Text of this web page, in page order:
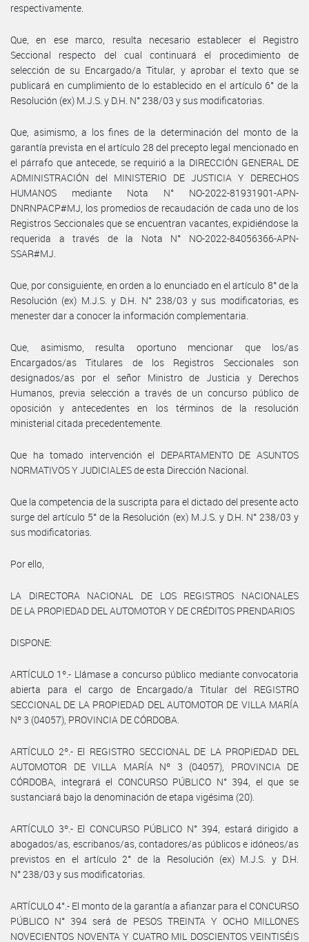
respectivamente.
Que, en ese marco, resulta necesario establecer el Registro
Seccional respecto del cual continuará el procedimiento de
selección de su Encargado/a Titular, y aprobar el texto que se
publicará en cumplimiento de lo establecido en el artículo 6° de la
Resolución (ex) M.J.S. y D.H. N° 238/03 y sus modificatorias.
Que, asimismo, a los fines de la determinación del monto de la
garantía prevista en el artículo 28 del precepto legal mencionado en
el párrafo que antecede, se requirió a la DIRECCIÓN GENERAL DE
ADMINISTRACIÓN del MINISTERIO DE JUSTICIA Y DERECHOS
HUMANOS mediante Nota N° NO-2022-81931901-APN-
DNRNPACP#MJ, los promedios de recaudación de cada uno de los
Registros Seccionales que se encuentran vacantes, expidiéndose la
requerida a través de la Nota N° NO-2022-84056366-APN-
SSAR#MJ.
Que, por consiguiente, en orden a lo enunciado en el artículo 8° de la
Resolución (ex) M.J.S. y D.H. N° 238/03 y sus modificatorias, es
menester dar a conocer la información complementaria.
Que, asimismo, resulta oportuno mencionar que los/as
Encargados/as Titulares de los Registros Seccionales son
designados/as por el señor Ministro de Justicia y Derechos
Humanos, previa selección a través de un concurso público de
oposición y antecedentes en los términos de la resolución
ministerial citada precedentemente.
Que ha tomado intervención el DEPARTAMENTO DE ASUNTOS
NORMATIVOS Y JUDICIALES de esta Dirección Nacional.
Que la competencia de la suscripta para el dictado del presente acto
surge del artículo 5° de la Resolución (ex) M.J.S. y D.H. N° 238/03 y
sus modificatorias.
Por ello,
LA DIRECTORA NACIONAL DE LOS REGISTROS NACIONALES
DE LA PROPIEDAD DEL AUTOMOTOR Y DE CRÉDITOS PRENDARIOS
DISPONE:
ARTÍCULO 1º.- Llámase a concurso público mediante convocatoria
abierta para el cargo de Encargado/a Titular del REGISTRO
SECCIONAL DE LA PROPIEDAD DEL AUTOMOTOR DE VILLA MARÍA
Nº 3 (04057), PROVINCIA DE CÓRDOBA.
ARTÍCULO 2º.- El REGISTRO SECCIONAL DE LA PROPIEDAD DEL
AUTOMOTOR DE VILLA MARÍA Nº 3 (04057), PROVINCIA DE
CÓRDOBA, integrará el CONCURSO PÚBLICO N° 394, el que se
sustanciará bajo la denominación de etapa vigésima (20).
ARTÍCULO 3º.- El CONCURSO PÚBLICO N° 394, estará dirigido a
abogados/as, escribanos/as, contadores/as públicos e idóneos/as
previstos en el artículo 2° de la Resolución (ex) M.J.S. y D.H.
N° 238/03 y sus modificatorias.
ARTÍCULO 4°.- El monto de la garantía a afianzar para el CONCURSO
PÚBLICO N° 394 será de PESOS TREINTA Y OCHO MILLONES
NOVECIENTOS NOVENTA Y CUATRO MIL DOSCIENTOS VEINTISÉIS